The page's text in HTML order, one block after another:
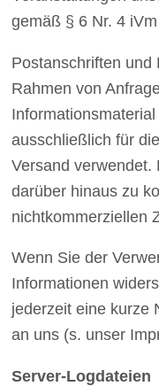
gemäß § 6 Nr. 4
Postanschriften und
Rahmen von
ausschließlich für
Versand verwendet.
darüber hinaus zu
nichtkommerziellen
Wenn Sie der
Informationen
jederzeit eine kurze
an uns (s. unser
Server-Logdateien